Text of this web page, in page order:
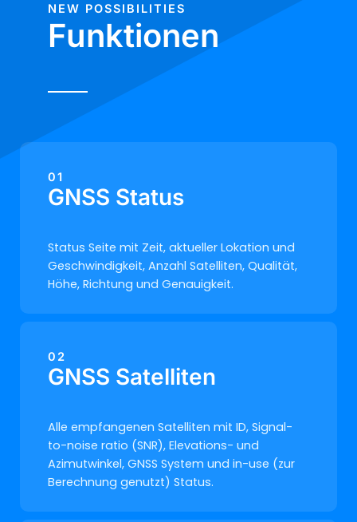
NEW POSSIBILITIES
Funktionen
01
GNSS Status
Status Seite mit Zeit, aktueller Lokation und
Geschwindigkeit, Anzahl Satelliten, Qualität,
Höhe, Richtung und Genauigkeit.
02
GNSS Satelliten
Alle empfangenen Satelliten mit ID, Signal-
to-noise ratio (SNR), Elevations- und
Azimutwinkel, GNSS System und in-use (zur
Berechnung genutzt) Status.